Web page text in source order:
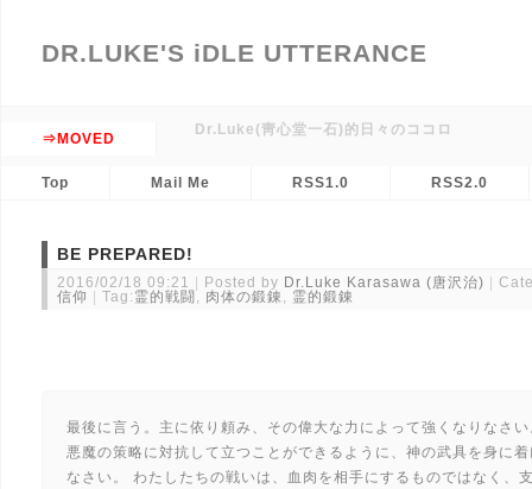
DR.LUKE'S iDLE UTTERANCE
Dr.Luke(靑心堂一石)的日々のココロ
⇒MOVED
Top Mail Me RSS1.0 RSS2.0
BE PREPARED!
2016/02/18 09:21 Posted by Dr.Luke Karasawa (唐沢治)
信仰
Tag: 霊的戦闘 , 肉体の鍛錬 , 霊的鍛錬
最後に言う。主に依り頼み、その偉大な力によって強くなりなさ
悪魔の策略に対抗して立つことができるように、神の武具を身に
なさい。 わたしたちの戦いは、血肉を相手にするものではなく、